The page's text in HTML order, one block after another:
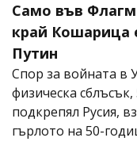
Само във
край Кошарица
Путин
Спор за войната в
физическа
подкрепял Русия,
гърлото на 50-